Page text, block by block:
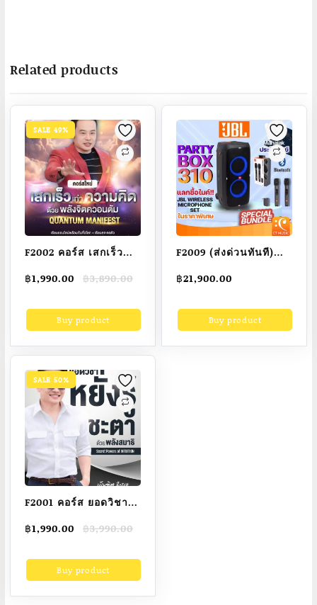
Related products
SALE 49%
F2002 คอร์ส เสกเร็ว
ควอนตัม Quantum
Manifest อ.บัณฑิต
คอร์สออนไลน์ Mp4
฿3,890.00
Original
was:
฿3,890.00.
฿1,990.00
Current
is:
฿1,990.00.Buy product
F2009 (ส่งด่วนทันที)
ศูนย์มหาจักร JBL
Partybox 310 ลำโพง
jbl partybox
฿21,900.00
Buy product
SALE 50%
F2001 คอร์ส ยอดวิชา
สมาธิ อ.บัณฑิต Mp4
฿3,990.00
Original
was:
฿3,990.00.
฿1,990.00
Current
is:
฿1,990.00.Buy product